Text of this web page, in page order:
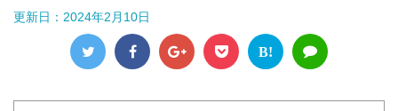
更新日： 2024年2月10日
B!